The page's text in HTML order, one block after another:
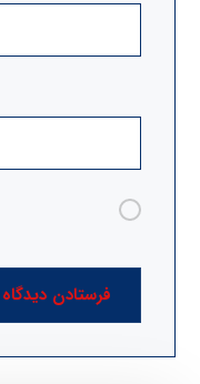
فرستادن دیدگاه